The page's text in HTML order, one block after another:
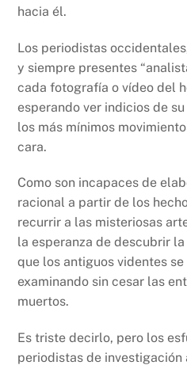
hacia él.
Los periodistas
y siempre presentes
cada fotografía o vídeo del
esperando ver indicios de
los más mínimos
cara.
Como son incapaces de
racional a partir de los
recurrir a las misteriosas
la esperanza de descubrir
que los antiguos videntes
examinando sin cesar las
muertos.
Es triste decirlo, pero los
periodistas de